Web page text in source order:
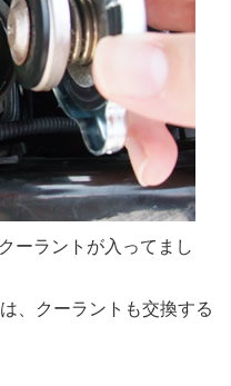
ーラントが入ってまし
、クーラントも交換する